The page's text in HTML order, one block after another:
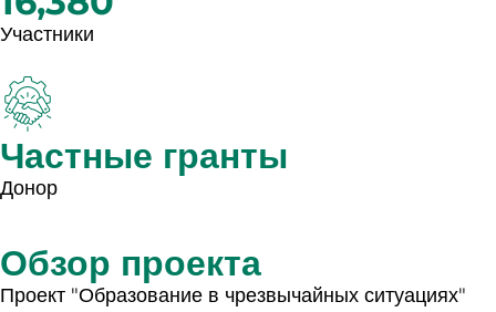
Участники
Частные гранты
Донор
Обзор проекта
Проект "Образование в чрезвычайных ситуациях"